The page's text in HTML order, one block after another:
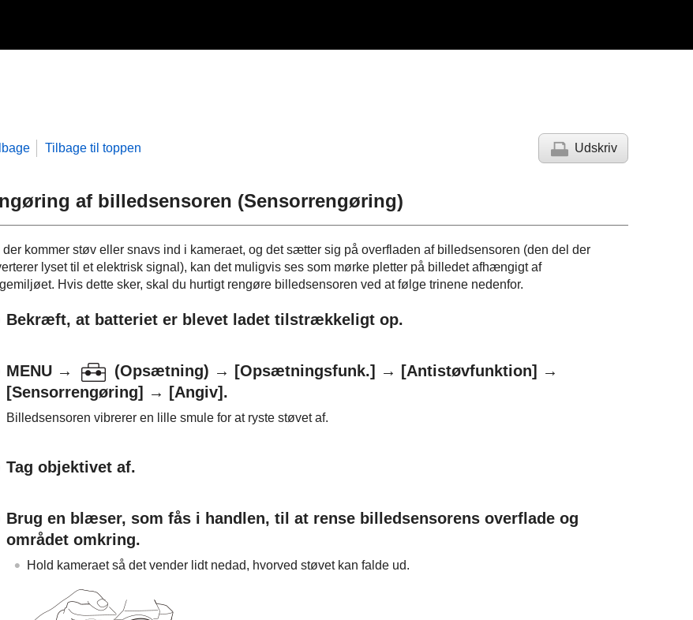
Tilbage til toppen Udskriv
af billedsensoren (Sensorrengøring)
der kommer støv eller snavs ind i kameraet, og det sætter sig på overfladen af billedsensoren (den del der
lyset til et elektrisk signal), kan det muligvis ses som mørke pletter på billedet afhængigt af
Hvis dette sker, skal du hurtigt rengøre billedsensoren ved at følge trinene nedenfor.
Bekræft, at batteriet er blevet ladet tilstrækkeligt op.
MENU → (Opsætning) → [Opsætningsfunk.] → [Antistøvfunktion]
→
[Sensorrengøring]
→ [Angiv] .
Billedsensoren vibrerer en lille smule for at ryste støvet af.
Tag objektivet af.
Brug en blæser, som fås i handlen, til at rense billedsensorens overflade og
området omkring.
Hold kameraet så det vender lidt nedad, hvorved støvet kan falde ud.